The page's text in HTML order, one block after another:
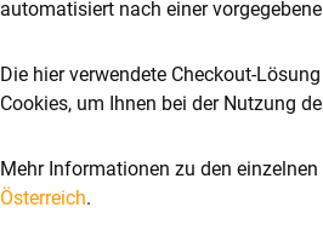
automatisiert nach einer
Die hier verwendete Checkout-
Cookies, um Ihnen bei der Nutzung
Mehr Informationen zu den
Österreich.